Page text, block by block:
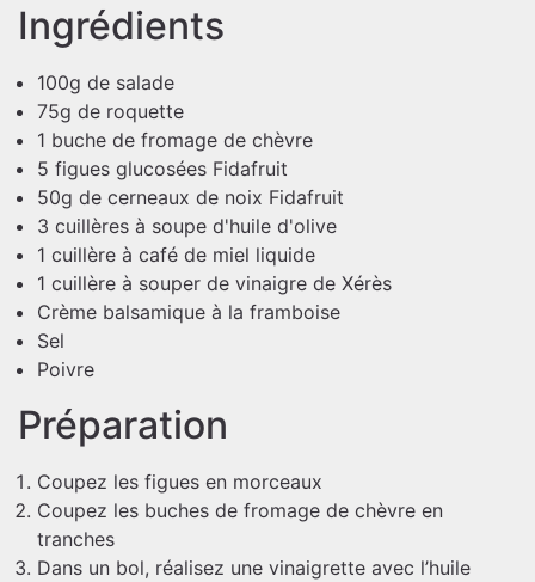
Ingrédients
100g de salade
75g de roquette
1 buche de fromage de chèvre
5 figues glucosées Fidafruit
50g de cerneaux de noix Fidafruit
3 cuillères à soupe d'huile d'olive
1 cuillère à café de miel liquide
1 cuillère à souper de vinaigre de Xérès
Crème balsamique à la framboise
Sel
Poivre
Préparation
Coupez les figues en morceaux
Coupez les buches de fromage de chèvre en
tranches
Dans un bol, réalisez une vinaigrette avec l’huile